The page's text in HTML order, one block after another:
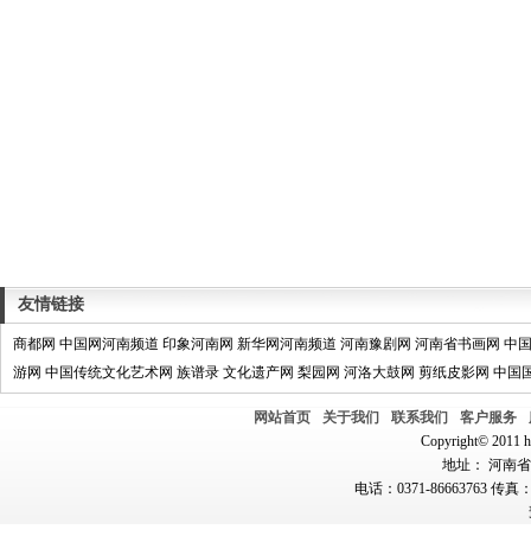
友情链接
商都网 中国网河南频道 印象河南网 新华网河南频道 河南豫剧网 河南省书画网 中
游网 中国传统文化艺术网 族谱录 文化遗产网 梨园网 河洛大鼓网 剪纸皮影网 中国
网站首页 关于我们 联系我们 客户服务
Copyright© 2011
地址： 河南
电话：0371-86663763 传真